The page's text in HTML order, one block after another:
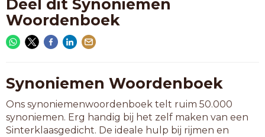
Deel dit Synoniemen
Woordenboek
Synoniemen Woordenboek
Ons synoniemenwoordenboek telt ruim 50.000
synoniemen. Erg handig bij het zelf maken van een
Sinterklaasgedicht. De ideale hulp bij rijmen en